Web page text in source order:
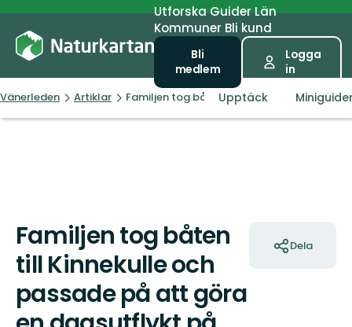
UtforskaGuiderLän
Kommuner Bli kund
Bli
medlem
Logga
in
Vänerleden Artiklar Familjen tog båten till Kinnekulle och
Upptäck
Familjen tog båten
till Kinnekulle och
passade på att göra
Dela